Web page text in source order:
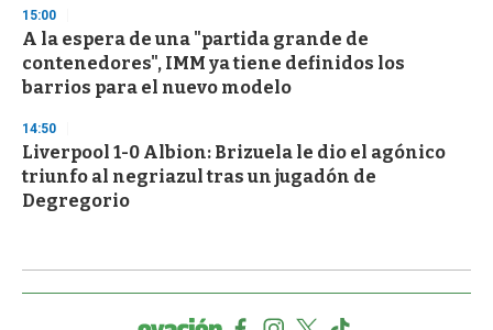
15:00
A la espera de una "partida grande de
contenedores", IMM ya tiene definidos los
barrios para el nuevo modelo
14:50
Liverpool 1-0 Albion: Brizuela le dio el agónico
triunfo al negriazul tras un jugadón de
Degregorio